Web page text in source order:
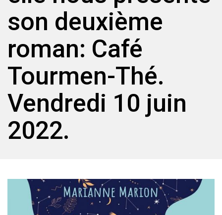
son deuxième
roman: Café
Tourmen-Thé.
Vendredi 10 juin
2022.